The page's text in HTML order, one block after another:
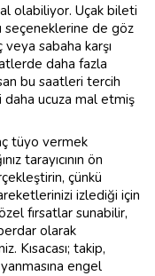
olabiliyor. Uçak bileti
seçeneklerine de göz
sabaha karşı
daha fazla
bu saatleri tercih
ucuza mal etmiş
tüyo vermek
tarayıcının ön
çünkü
izlediği için
fırsatlar sunabilir,
olarak
Kısacası; takip,
engel